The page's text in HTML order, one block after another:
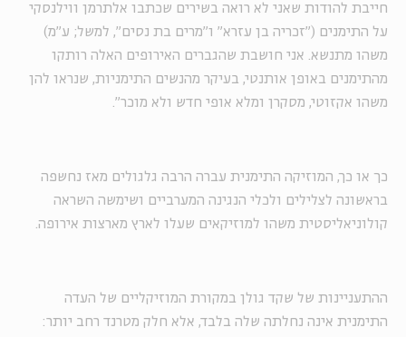
חייבת להודות שאני לא רואה בשירים שכתבו אלתרמן ווילנסקי
על התימנים ("זכריה בן עזרא" ו"מרים בת נסים", למשל; ע"מ)
משהו מתנשא. אני חושבת שהגברים האירופים האלה רותקו
מהתימנים באופן אותנטי, בעיקר מהנשים התימניות, שנראו להן
משהו אקזוטי, מסקרן ומלא אופי חדש ולא מוכר".
כך או כך, המוזיקה התימנית עברה הרבה גלגולים מאז נחשפה
בראשונה לצלילים ולכלי הנגינה המערביים ושימשה השראה
קולוניאליסטית משהו למוזיקאים שעלו לארץ מארצות אירופה.
ההתעניינות של שקד גולן במקורת המוזיקליים של העדה
התימנית אינה נחלתה שלה בלבד, אלא חלק מטרנד רחב יותר: